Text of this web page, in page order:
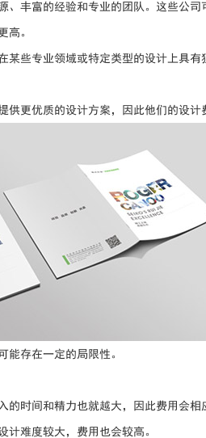
丰富的经验和专业的团队。这些公
高。
些专业领域或特定类型的设计上具有
更优质的设计方案，因此他们的设计
能存在一定的局限性。
时间和精力也就越大，因此费用会
计难度较大，费用也会较高。